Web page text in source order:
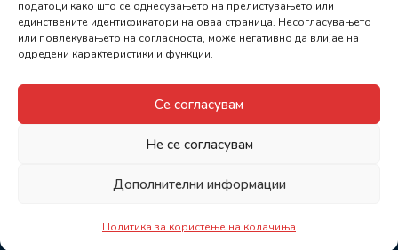
податоци како што се однесувањето на прелистувањето или
единствените идентификатори на оваа страница. Несогласувањето
или повлекувањето на согласноста, може негативно да влијае на
одредени карактеристики и функции.
Се согласувам
Не се согласувам
Дополнителни информации
Политика за користење на колачиња